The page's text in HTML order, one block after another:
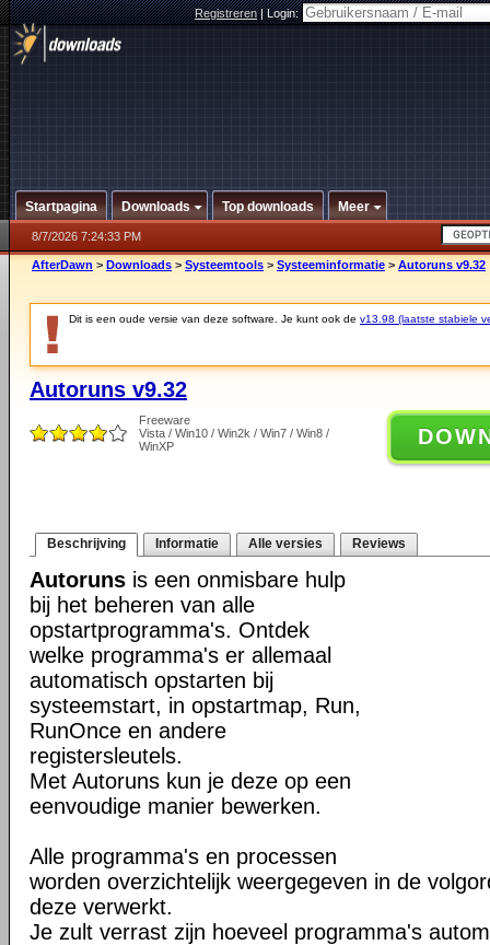
Registreren|Login:
Startpagina Downloads Top downloads Meer
8/7/2026 7:24:33 PM
AfterDawn > Downloads > Systeemtools > Systeeminformatie > Autoruns v9.32
Dit is een oude versie van deze software. Je kunt ook de v13.98 (laatste stabiele
Autoruns v9.32
Freeware
Vista / Win10 / Win2k / Win7 / Win8 /
WinXP
Beschrijving Informatie Alle versies Reviews
Autoruns is een onmisbare hulp
bij het beheren van alle
opstartprogramma's. Ontdek
welke programma's er allemaal
automatisch opstarten bij
systeemstart, in opstartmap, Run,
RunOnce en andere
registersleutels.
Met Autoruns kun je deze op een
eenvoudige manier bewerken.
Alle programma's en processen
worden overzichtelijk weergegeven in de
deze verwerkt.
Je zult verrast zijn hoeveel programma's